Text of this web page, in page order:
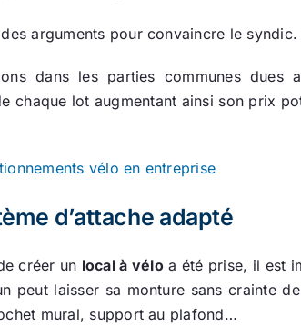
arguments pour convaincre le syndic.
dans les parties communes
chaque lot augmentant ainsi son prix
vélo en entreprise
d’attache adapté
créer un local à véloa été prise, il est
peut laisser sa monture sans crainte
mural, support au plafond…